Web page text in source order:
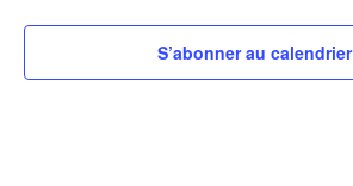
S’abonner au calendrier